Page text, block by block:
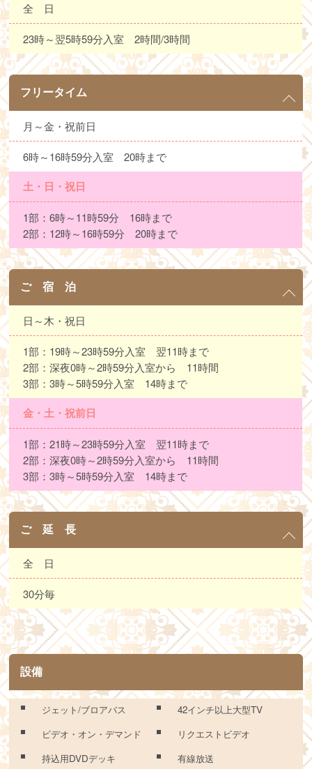
全 日
23時～翌5時59分入室 2時間/3時間
フリータイム
月～金・祝前日
6時～16時59分入室 20時まで
土・日・祝日
1部：6時～11時59分 16時まで
2部：12時～16時59分 20時まで
ご 宿 泊
日～木・祝日
1部：19時～23時59分入室 翌11時まで
2部：深夜0時～2時59分入室から 11時間
3部：3時～5時59分入室 14時まで
金・土・祝前日
1部：21時～23時59分入室 翌11時まで
2部：深夜0時～2時59分入室から 11時間
3部：3時～5時59分入室 14時まで
ご 延 長
全 日
30分毎
設備
ジェット/ブロアバス
42インチ以上大型TV
ビデオ・オン・デマンド
リクエストビデオ
持込用DVDデッキ
有線放送